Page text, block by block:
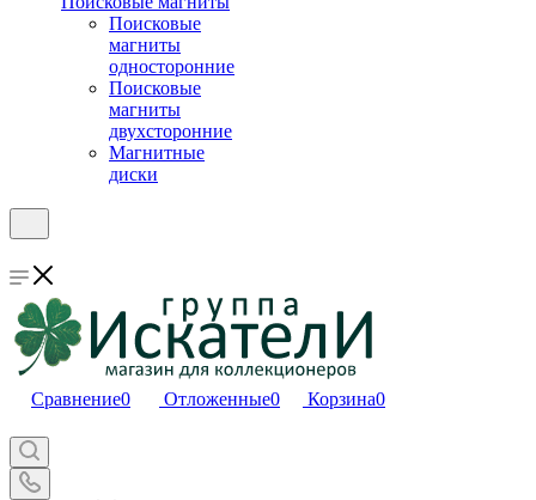
Поисковые
магниты
односторонние
Поисковые
магниты
двухсторонние
Магнитные
диски
Сравнение0 Отложенные0 Корзина0